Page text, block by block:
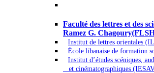
Faculté des lettres et des
Ramez G.
Institut de lettres orientales
École libanaise de formation
Institut d’études scéniques,
et cinématographiques